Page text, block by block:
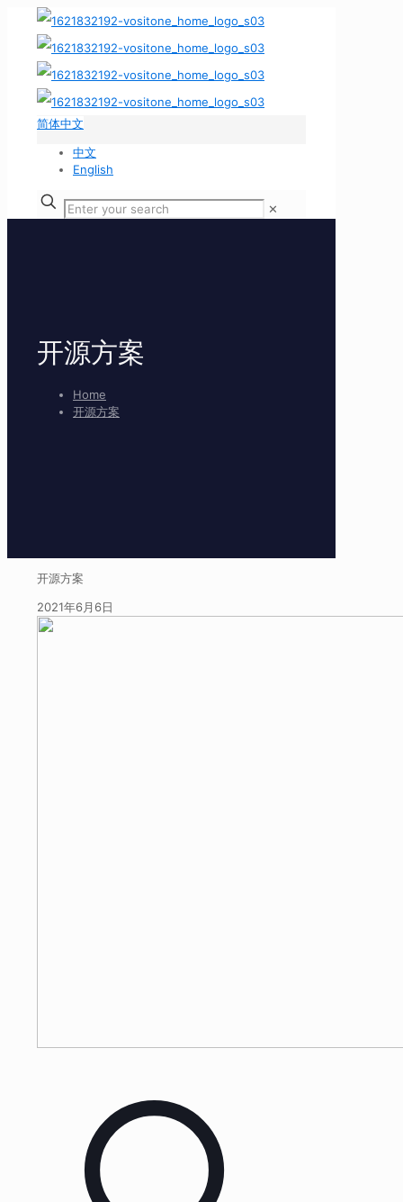
简体中文
中文
English
✕
开源方案
Home
开源方案
开源方案
2021年6月6日